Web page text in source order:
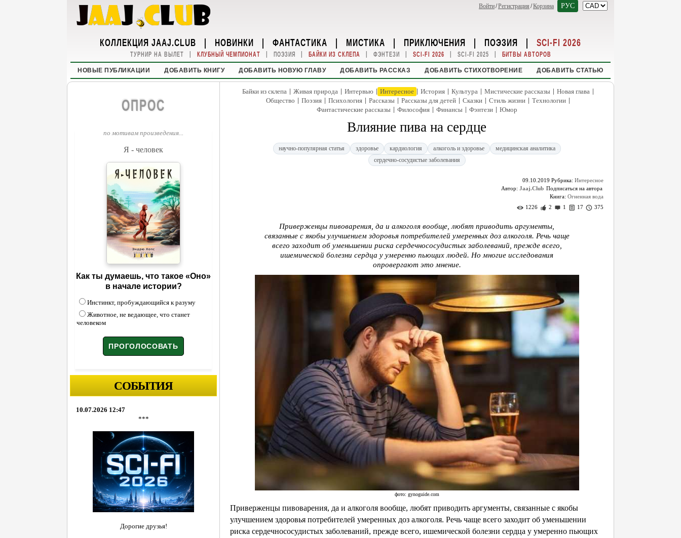
Войти/Регистрация /Корзина РУС
КОЛЛЕКЦИЯ JAAJ.CLUB | НОВИНКИ | ФАНТАСТИКА | МИСТИКА | ПРИКЛЮЧЕНИЯ | ПОЭЗИЯ | SCI-FI 2026
ТУРНИР НА ВЫЛЕТ | КЛУБНЫЙ ЧЕМПИОНАТ | ПОЭЗИЯ | БАЙКИ ИЗ СКЛЕПА | ФЭНТЕЗИ | SCI-FI 2026 | SCI-FI 2025 | БИТВЫ АВТОРОВ
НОВЫЕ ПУБЛИКАЦИИ ДОБАВИТЬ КНИГУ ДОБАВИТЬ НОВУЮ ГЛАВУ ДОБАВИТЬ РАССКАЗ ДОБАВИТЬ СТИХОТВОРЕНИЕ ДОБАВИТЬ СТАТЬЮ
ОПРОС
по мотивам произведения...
Я - человек
Как ты думаешь, что такое «Оно»
в начале истории?
Инстинкт, пробуждающийся к разуму
Животное, не ведающее, что станет
человеком
СОБЫТИЯ
10.07.2026 12:47
***
Дорогие друзья!
Байки из склепа | Живая природа | Интервью | Интересное | История | Культура | Мистические рассказы | Новая глава |
Общество | Поэзия | Психология | Рассказы | Рассказы для детей | Сказки | Стиль жизни | Технологии |
Фантастические рассказы | Философия | Финансы | Фэнтези | Юмор
Влияние пива на сердце
научно-популярная статья здоровье кардиология алкоголь и здоровье
медицинская аналитика
сердечно-сосудистые заболевания
09.10.2019 Рубрика: Интересное
Автор: Jaaj.Club
Книга: Огненная вода
1226
2 1 17 375
Приверженцы пивоварения, да и алкоголя вообще, любят приводить аргументы,
связанные с якобы улучшением здоровья потребителей умеренных доз алкоголя. Речь чаще
всего заходит об уменьшении риска сердечнососудистых заболеваний, прежде всего,
ишемической болезни сердца у умеренно пьющих людей. Но многие исследования
опровергают это мнение.
фото: gynoguide.com
Приверженцы пивоварения, да и алкоголя вообще, любят приводить аргументы, связанные с якобы
улучшением здоровья потребителей умеренных доз алкоголя. Речь чаще всего заходит об уменьшении
риска сердечнососудистых заболеваний, прежде всего, ишемической болезни сердца у умеренно пьющих